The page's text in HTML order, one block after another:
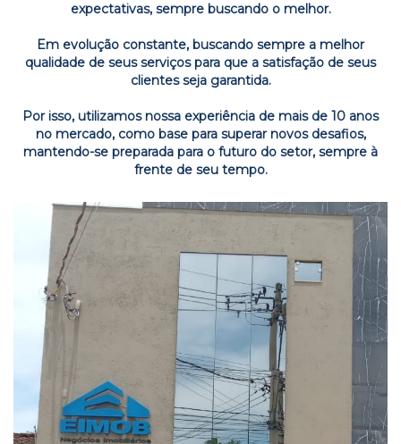
expectativas, sempre buscando o melhor.
Em evolução constante, buscando sempre a melhor
qualidade de seus serviços para que a satisfação de seus
clientes seja garantida.
Por isso, utilizamos nossa experiência de mais de 10 anos
no mercado, como base para superar novos desafios,
mantendo-se preparada para o futuro do setor, sempre à
frente de seu tempo.